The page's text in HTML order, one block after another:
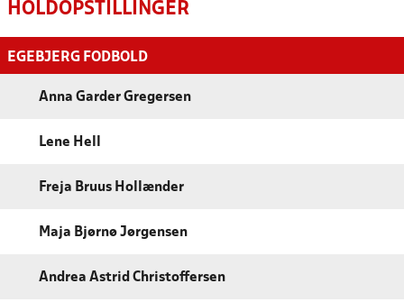
HOLDOPSTILLINGER
EGEBJERG FODBOLD
Anna Garder Gregersen
Lene Hell
Freja Bruus Hollænder
Maja Bjørnø Jørgensen
Andrea Astrid Christoffersen